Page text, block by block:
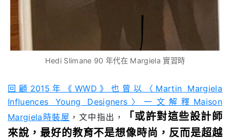
Hedi Slimane 90 年代在 Margiela 實習時
回顧2015年《WWD》也曾以〈Martin Margiela
Influences Young Designers〉一文解釋Maison
Margiela時裝屋 ，文中指出，
「或許對這些設計師
來說，最好的教育不是想像時尚，反而是超越